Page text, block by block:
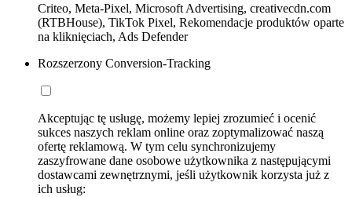
Criteo, Meta-Pixel, Microsoft Advertising, creativecdn.com
(RTBHouse), TikTok Pixel, Rekomendacje produktów oparte
na kliknięciach, Ads Defender
Rozszerzony Conversion-Tracking
Akceptując tę usługę, możemy lepiej zrozumieć i ocenić
sukces naszych reklam online oraz zoptymalizować naszą
ofertę reklamową. W tym celu synchronizujemy
zaszyfrowane dane osobowe użytkownika z następującymi
dostawcami zewnętrznymi, jeśli użytkownik korzysta już z
ich usług: